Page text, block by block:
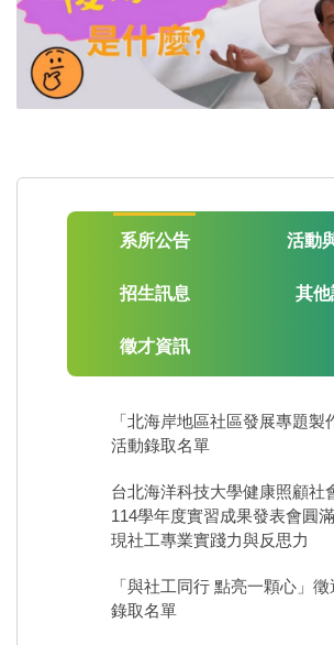
系所公告 活動
招生訊息 其他
徵才資訊
「北海岸地區社區發展專題製
活動錄取名單
台北海洋科技大學健康照顧社
114學年度實習成果發表會圓
現社工專業實踐力與反思力
「與社工同行 點亮一顆心」
錄取名單